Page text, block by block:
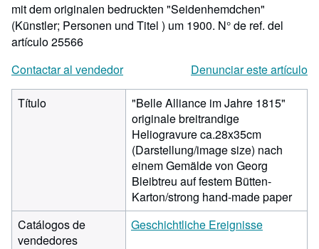
mit dem originalen bedruckten "Seidenhemdchen"
(Künstler; Personen und Titel ) um 1900. N° de ref. del
artículo 25566
Contactar al vendedor
Denunciar este artículo
Título
"Belle Alliance im Jahre 1815"
originale breitrandige
Heliogravure ca.28x35cm
(Darstellung/image size) nach
einem Gemälde von Georg
Bleibtreu auf festem Bütten-
Karton/strong hand-made paper
Catálogos de
vendedores
Geschichtliche Ereignisse